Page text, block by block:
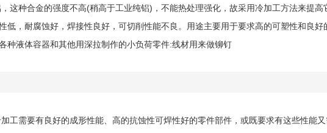
这种合金的强度不高(稍高于工业纯铝)，不能热处理强化，故采用冷加工方法来提
低，耐腐蚀好，焊接性良好，可切削性能不良。用途主要用于要求高的可塑性和良
种液体容器和其他用深拉制作的小负荷零件:线材用来做铆钉
工需要有良好的成形性能、高的抗蚀性可焊性好的零件部件，或既要求有这些性能